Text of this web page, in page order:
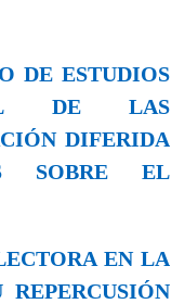
DE ESTUDIOS
DE LAS
DIFERIDA
SOBRE EL
EN LA